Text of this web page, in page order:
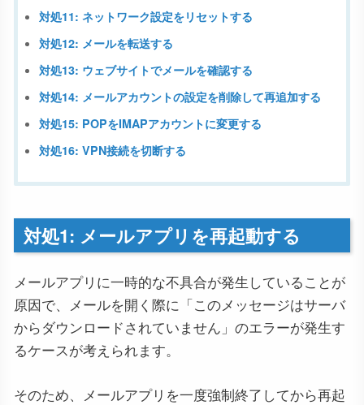
対処11: ネットワーク設定をリセットする
対処12: メールを転送する
対処13: ウェブサイトでメールを確認する
対処14: メールアカウントの設定を削除して再追加する
対処15: POPをIMAPアカウントに変更する
対処16: VPN接続を切断する
対処1: メールアプリを再起動する
メールアプリに一時的な不具合が発生していることが
原因で、メールを開く際に「このメッセージはサーバ
からダウンロードされていません」のエラーが発生す
るケースが考えられます。
そのため、メールアプリを一度強制終了してから再起